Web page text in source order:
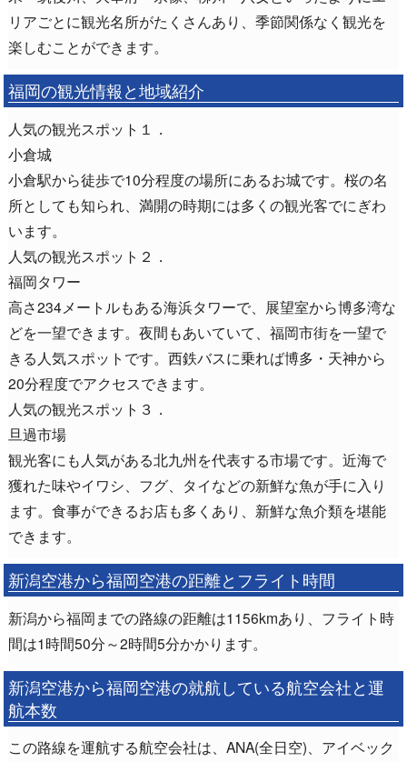
リアごとに観光名所がたくさんあり、季節関係なく観光を
楽しむことができます。
福岡の観光情報と地域紹介
人気の観光スポット１．
小倉城
小倉駅から徒歩で10分程度の場所にあるお城です。桜の名
所としても知られ、満開の時期には多くの観光客でにぎわ
います。
人気の観光スポット２．
福岡タワー
高さ234メートルもある海浜タワーで、展望室から博多湾な
どを一望できます。夜間もあいていて、福岡市街を一望で
きる人気スポットです。西鉄バスに乗れば博多・天神から
20分程度でアクセスできます。
人気の観光スポット３．
旦過市場
観光客にも人気がある北九州を代表する市場です。近海で
獲れた味やイワシ、フグ、タイなどの新鮮な魚が手に入り
ます。食事ができるお店も多くあり、新鮮な魚介類を堪能
できます。
新潟空港から福岡空港の距離とフライト時間
新潟から福岡までの路線の距離は1156kmあり、フライト時
間は1時間50分～2時間5分かかります。
新潟空港から福岡空港の就航している航空会社と運
航本数
この路線を運航する航空会社は、ANA(全日空)、アイベック